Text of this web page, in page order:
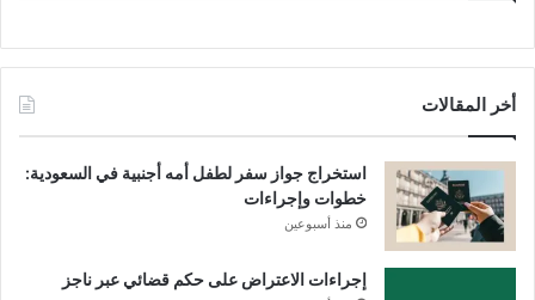
أخر المقالات
استخراج جواز سفر لطفل أمه أجنبية في السعودية:
خطوات وإجراءات
منذ أسبوعين
إجراءات الاعتراض على حكم قضائي عبر ناجز